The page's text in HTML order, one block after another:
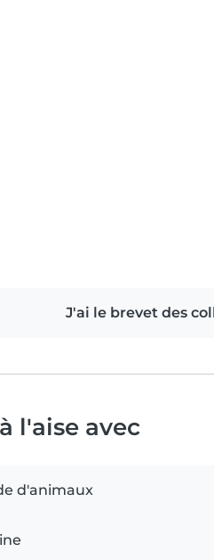
J'ai le brevet des
l'aise avec
d'animaux